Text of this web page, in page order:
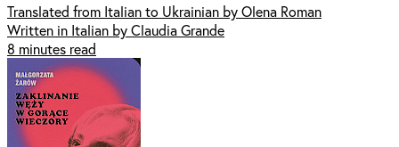
Translated from Italian to Ukrainian by Olena Roman
Written in Italian by Claudia Grande
8 minutes read